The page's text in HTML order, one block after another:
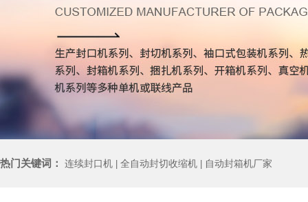
热门关键词： 连续封口机 全自动封切收缩机 自动封箱机厂家